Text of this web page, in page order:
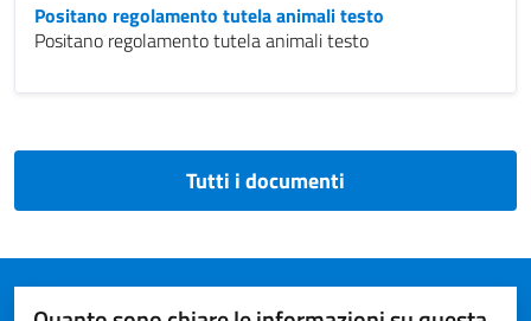
Positano regolamento tutela animali testo
Positano regolamento tutela animali testo
Tutti i documenti